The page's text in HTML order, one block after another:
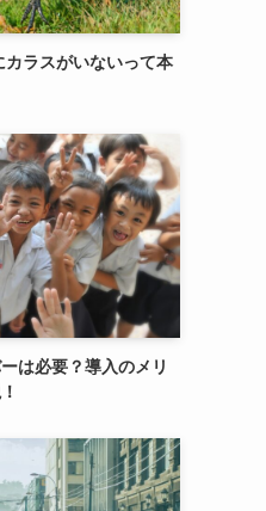
カラスがいないって本
は必要？導入のメリ